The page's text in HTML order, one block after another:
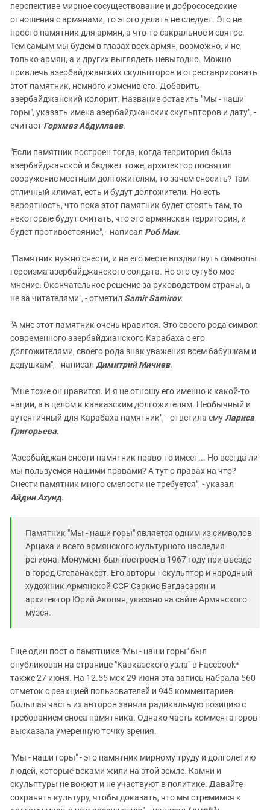
перспективе мирное сосуществование и добрососедские
отношения с армянами, то этого делать не следует. Это не
просто памятник для армян, а что-то сакральное и святое.
Тем самым мы будем в глазах всех армян, возможно, и не
только армян, а и других выглядеть невыгодно. Можно
привлечь азербайджанских скульпторов и отреставрировать
этот памятник, немного изменив его. Добавить
азербайджанский колорит. Название оставить "Мы - наши
горы", указать имена азербайджанских скульпторов и дату", -
считает Горхмаз Абдуллаев.
"Если памятник построен тогда, когда территория была
азербайджанской и бюджет тоже, архитектор посвятил
сооружение местным долгожителям, то зачем сносить? Там
отличный климат, есть и будут долгожители. Но есть
вероятность, что пока этот памятник будет стоять там, то
некоторые будут считать, что это армянская территория, и
будет противостояние", - написал Роб Маи.
"Памятник нужно снести, и на его месте воздвигнуть символы
героизма азербайджанского солдата. Но это сугубо мое
мнение. Окончательное решение за руководством страны, а
не за читателями", - отметил Samir Samirov.
"А мне этот памятник очень нравится. Это своего рода символ
современного азербайджанского Карабаха с его
долгожителями, своего рода знак уважения всем бабушкам и
дедушкам", - написал Димитрий Мичиев.
"Мне тоже он нравится. И я не отношу его именно к какой-то
нации, а в целом к кавказским долгожителям. Необычный и
аутентичный для Карабаха памятник", - ответила емуЛариса
Григорьева.
"Азербайджан снести памятник право-то имеет... Но всегда ли
мы пользуемся нашими правами? А тут о правах на что?
Снести памятник много смелости не требуется", - указал
Айдин Ахунд.
Памятник "Мы - наши горы" является одним из символов
Арцаха и всего армянского культурного наследия
региона. Монумент был построен в 1967 году при въезде
в город Степанакерт. Его авторы - скульптор и народный
художник Армянской ССР Саркис Багдасарян и
архитектор Юрий Акопян, указано на сайте Армянского
музея.
Еще один пост о памятнике "Мы - наши горы" был
опубликован на странице "Кавказского узла" в Facebook*
также 27 июня. На 12.55 мск 29 июня эта запись набрала 560
отметок с реакцией пользователей и 945 комментариев.
Большая часть их авторов заняла радикальную позицию с
требованием сноса памятника. Однако часть комментаторов
высказала умеренную точку зрения.
"Мы - наши горы" - это памятник мирному труду и долголетию
людей, которые веками жили на этой земле. Камни и
скульптуры не воюют и не участвуют в политике. Давайте
сохранять культуру, чтобы доказать, что мы стремимся к